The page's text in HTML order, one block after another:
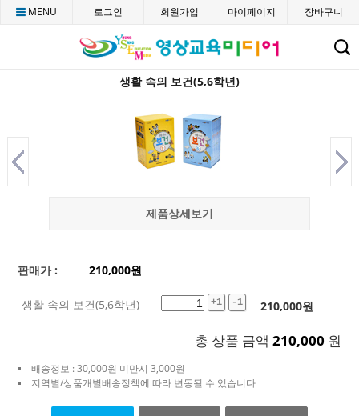
CMENU 로그인 회원가입 마이페이지 장바구니
생활 속의 보건(5,6학년)
제품상세보기
판매가 : 210,000원
생활 속의 보건(5,6학년) +1 -1 210,000원
총 상품 금액 210,000 원
배송정보 : 30,000원 미만시 3,000원
지역별/상품개별배송정책에 따라 변동될 수 있습니다